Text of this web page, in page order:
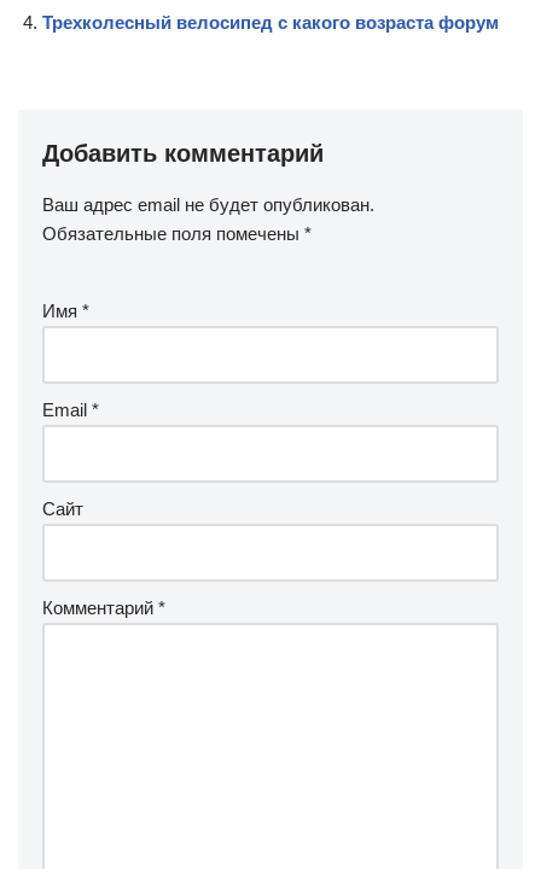
Трехколесный велосипед с какого возраста форум
Добавить комментарий
Ваш адрес email не будет опубликован.
Обязательные поля помечены *
Имя *
Email *
Сайт
Комментарий *